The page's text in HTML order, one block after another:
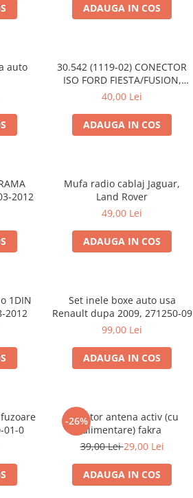
ADAUGA IN COS
auto
30.542 (1119-02) CONECTOR
ISO FORD FIESTA/FUSION,
2002-2005
40,00 Lei
ADAUGA IN COS
2012
Mufa radio cablaj Jaguar,
Land Rover
49,00 Lei
ADAUGA IN COS
1DIN
2012
Set inele boxe auto usa
Renault dupa 2009, 271250-09
99,00 Lei
ADAUGA IN COS
01-0
-26%
Adaptor antena activ (cu
alimentare) fakra
39,00 Lei29,00 Lei
ADAUGA IN COS